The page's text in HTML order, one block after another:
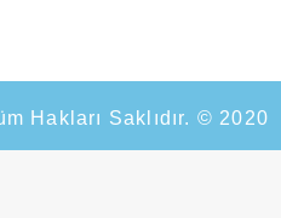
Hakları Saklıdır. © 2020